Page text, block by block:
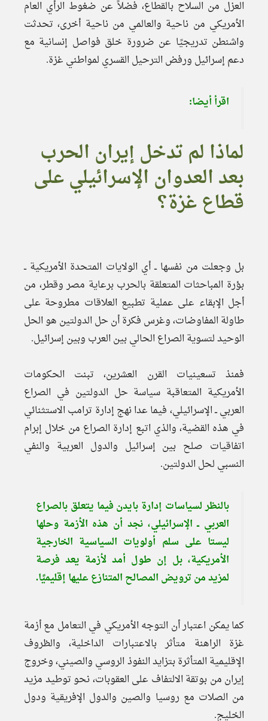
العزل من السلاح بالقطاع، فضلاً عن ضغوط الرأي العام
الأمريكي من ناحية والعالمي من ناحية أخرى، تحدثت
واشنطن تدريجيًا عن ضرورة خلق فواصل إنسانية مع
دعم إسرائيل ورفض الترحيل القسري لمواطني غزة.
اقرأ أيضا:
لماذا لم تدخل إيران الحرب
بعد العدوان الإسرائيلي على
قطاع غزة؟
بل وجعلت من نفسها ــ أي الولايات المتحدة الأمريكية ــ
بؤرة المباحثات المتعلقة بالحرب برعاية مصر وقطر، من
أجل الإبقاء على عملية تطبيع العلاقات مطروحة على
طاولة المفاوضات، وغرس فكرة أن حل الدولتين هو الحل
الوحيد لتسوية الصراع الحالي بين العرب وبين إسرائيل.
فمنذ تسعينيات القرن العشرين، تبنت الحكومات
الأمريكية المتعاقبة سياسة حل الدولتين في الصراع
العربي ــ الإسرائيلي، فيما عدا نهج إدارة ترامب الاستثنائي
في هذه القضية، والذي اتبع إدارة الصراع من خلال إبرام
اتفاقيات صلح بين إسرائيل والدول العربية والنفي
النسبي لحل الدولتين.
بالنظر لسياسات إدارة بايدن فيما يتعلق بالصراع
العربي ــ الإسرائيلي، نجد أن هذه الأزمة وحلها
ليستا على سلم أولويات السياسية الخارجية
الأمريكية، بل إن طول أمد لأزمة يعد فرصة
لمزيد من ترويض المصالح المتنازع عليها إقليميًا.
كما يمكن اعتبار أن التوجه الأمريكي في التعامل مع أزمة
غزة الراهنة متأثر بالاعتبارات الداخلية، والظروف
الإقليمية المتأثرة بتزايد النفوذ الروسي والصيني، وخروج
إيران من بوتقة الالتفاف على العقوبات، نحو توطيد مزيد
من الصلات مع روسيا والصين والدول الإفريقية ودول
الخليج.